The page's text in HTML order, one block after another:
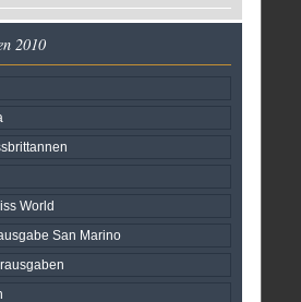
2010
World
San Marino